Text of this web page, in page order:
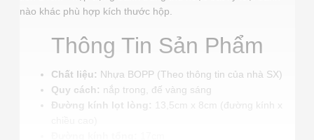
nào khác phù hợp kích thước hộp.
Thông Tin Sản Phẩm
Chất liệu: Nhựa BOPP (Theo thông tin của nhà SX)
Quy cách: nắp trong, đế vàng sáng
Đường kính lọt lòng: 13,5cm x 8cm (đường kính x